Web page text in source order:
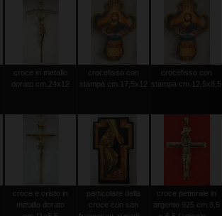
croce in metallo
dorato cm.24x12
crocefisso con
stampa cm.17,5x12
crocefisso con
stampa cm.12,5x8,5
croce e cristo in
metallo dorato
particolare della
croce con san
croce pettorale in
argento 925 cm.8,5